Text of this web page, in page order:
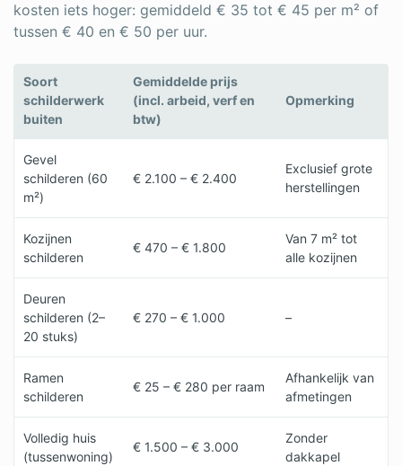
kosten iets hoger: gemiddeld € 35 tot € 45 per m² of
tussen € 40 en € 50 per uur.
Soort
schilderwerk
buiten
Gemiddelde prijs
(incl. arbeid, verf en
btw)
Opmerking
Gevel
schilderen (60
m²)
€ 2.100 – € 2.400
Exclusief grote
herstellingen
Kozijnen
schilderen
€ 470 – € 1.800
Van 7 m² tot
alle kozijnen
Deuren
schilderen (2–
20 stuks)
€ 270 – € 1.000 –
Ramen
schilderen
€ 25 – € 280 per raam
Afhankelijk van
afmetingen
Volledig huis
(tussenwoning)
€ 1.500 – € 3.000
Zonder
dakkapel